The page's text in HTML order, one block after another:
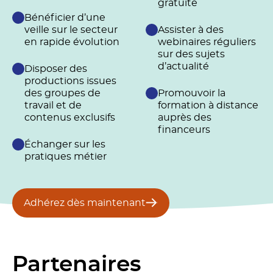
Bénéficier d’une
veille sur le secteur
en rapide évolution
Disposer des
productions issues
des groupes de
travail et de
contenus exclusifs
Échanger sur les
pratiques métier
gratuite
Assister à des
webinaires réguliers
sur des sujets
d’actualité
Promouvoir la
formation à distance
auprès des
financeurs
Adhérez dès maintenant
Partenaires